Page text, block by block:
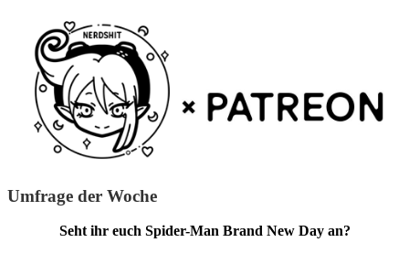
Umfrage der Woche
Seht ihr euch Spider-Man Brand New Day an?